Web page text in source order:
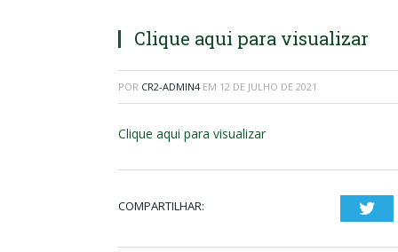
Clique aqui para visualizar
POR CR2-ADMIN4 EM 12 DE JULHO DE 2021
Clique aqui para visualizar
COMPARTILHAR: